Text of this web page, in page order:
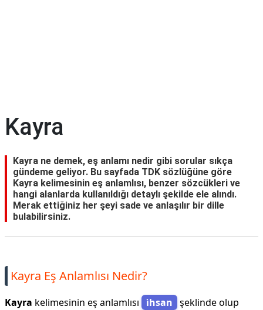
Kayra
Kayra ne demek, eş anlamı nedir gibi sorular sıkça
gündeme geliyor. Bu sayfada TDK sözlüğüne göre
Kayra kelimesinin eş anlamlısı, benzer sözcükleri ve
hangi alanlarda kullanıldığı detaylı şekilde ele alındı.
Merak ettiğiniz her şeyi sade ve anlaşılır bir dille
bulabilirsiniz.
Kayra Eş Anlamlısı Nedir?
Kayra kelimesinin eş anlamlısı i̇hsan şeklinde olup